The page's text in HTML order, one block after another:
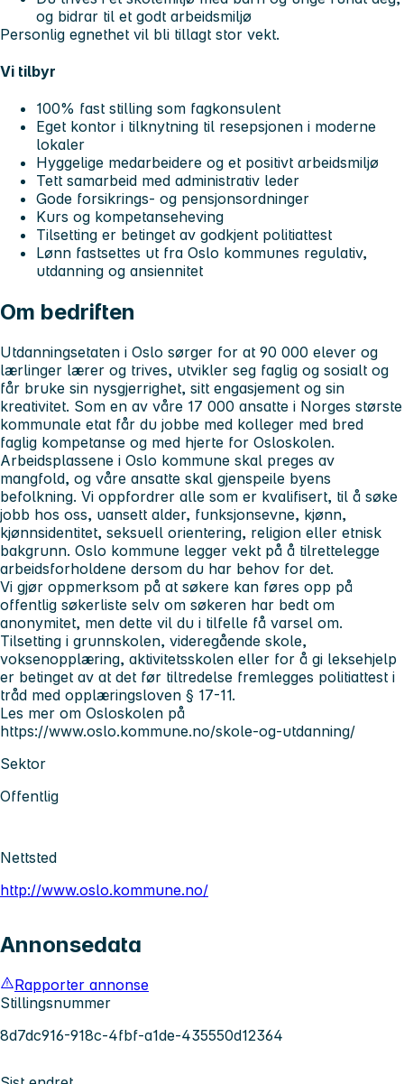
og bidrar til et godt arbeidsmiljø
Personlig egnethet vil bli tillagt stor vekt.
Vi tilbyr
100% fast stilling som fagkonsulent
Eget kontor i tilknytning til resepsjonen i moderne
lokaler
Hyggelige medarbeidere og et positivt arbeidsmiljø
Tett samarbeid med administrativ leder
Gode forsikrings- og pensjonsordninger
Kurs og kompetanseheving
Tilsetting er betinget av godkjent politiattest
Lønn fastsettes ut fra Oslo kommunes regulativ,
utdanning og ansiennitet
Om bedriften
Utdanningsetaten i Oslo sørger for at 90 000 elever og
lærlinger lærer og trives, utvikler seg faglig og sosialt og
får bruke sin nysgjerrighet, sitt engasjement og sin
kreativitet. Som en av våre 17 000 ansatte i Norges største
kommunale etat får du jobbe med kolleger med bred
faglig kompetanse og med hjerte for Osloskolen.
Arbeidsplassene i Oslo kommune skal preges av
mangfold, og våre ansatte skal gjenspeile byens
befolkning. Vi oppfordrer alle som er kvalifisert, til å søke
jobb hos oss, uansett alder, funksjonsevne, kjønn,
kjønnsidentitet, seksuell orientering, religion eller etnisk
bakgrunn. Oslo kommune legger vekt på å tilrettelegge
arbeidsforholdene dersom du har behov for det.
Vi gjør oppmerksom på at søkere kan føres opp på
offentlig søkerliste selv om søkeren har bedt om
anonymitet, men dette vil du i tilfelle få varsel om.
Tilsetting i grunnskolen, videregående skole,
voksenopplæring, aktivitetsskolen eller for å gi leksehjelp
er betinget av at det før tiltredelse fremlegges politiattest i
tråd med opplæringsloven § 17-11.
Les mer om Osloskolen på
https://www.oslo.kommune.no/skole-og-utdanning/
Sektor
Offentlig
Nettsted
http://www.oslo.kommune.no/
Annonsedata
Rapporter annonse
Stillingsnummer
8d7dc916-918c-4fbf-a1de-435550d12364